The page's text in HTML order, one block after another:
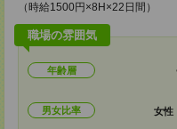
（時給1500円×8H×22日間）
職場の雰囲気
年齢層
男女比率 女性